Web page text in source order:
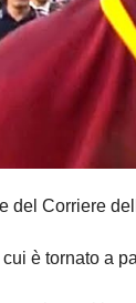
del Corriere
è tornato a